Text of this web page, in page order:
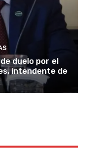
duelo por el
intendente de